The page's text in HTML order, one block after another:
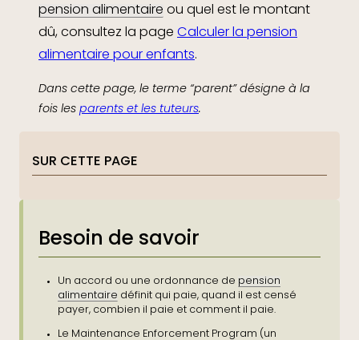
pension alimentaire ou quel est le montant
dû, consultez la page Calculer la pension
alimentaire pour enfants.
Dans cette page, le terme “parent” désigne à la
fois les parents et les tuteurs.
SUR CETTE PAGE
Besoin de savoir
Un accord ou une ordonnance de pension
alimentaire définit qui paie, quand il est censé
payer, combien il paie et comment il paie.
Le Maintenance Enforcement Program (un